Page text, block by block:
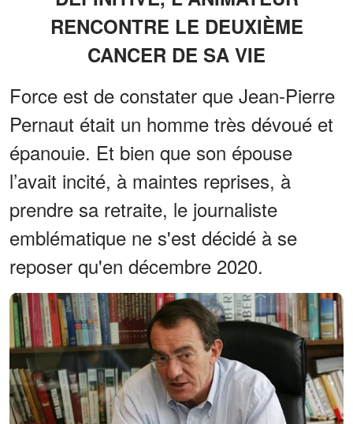
RENCONTRE LE DEUXIÈME
CANCER DE SA VIE
Force est de constater que Jean-Pierre
Pernaut était un homme très dévoué et
épanouie. Et bien que son épouse
l’avait incité, à maintes reprises, à
prendre sa retraite, le journaliste
emblématique ne s'est décidé à se
reposer qu'en décembre 2020.